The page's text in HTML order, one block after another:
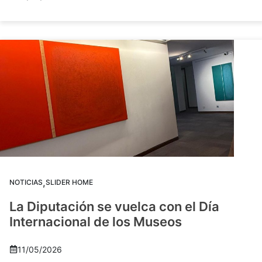
NOTICIAS,SLIDER HOME
La Diputación se vuelca con el Día
Internacional de los Museos
11/05/2026